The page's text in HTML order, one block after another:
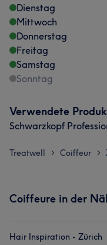
Dienstag
Mittwoch
Donnerstag
Freitag
Samstag
Sonntag
Verwendete
Schwarzkopf
Treatwell > Coiffeur >
Coiffeure in der
Hair Inspiration - Zürich